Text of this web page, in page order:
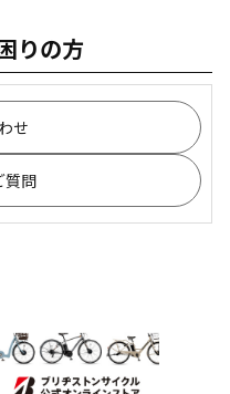
りの方
せ
質問